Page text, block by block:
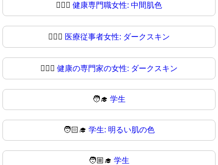
👩🏾‍⚕ 健康専門職女性: 中間肌色
👩🏿‍⚕️ 医療従事者女性: ダークスキン
👩🏿‍⚕ 健康の専門家の女性: ダークスキン
🧑‍🎓 学生
🧑🏻‍🎓 学生: 明るい肌の色
🧑🏼‍🎓 学生